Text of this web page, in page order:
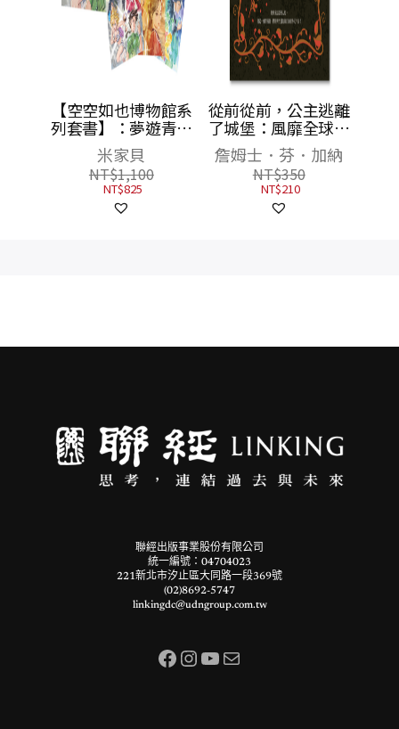
【空空如也博物館系
列套書】：夢遊青銅
夜宴／尋找睡美人／
決戰玉靈幻境（共3
冊），附贈「蚩尤限
量簽名酷卡」一套三
張
米家貝
NT$1,100
NT$825
從前從前，公主逃離
了城堡：風靡全球三
十年的政治正確童話
經典
詹姆士．芬．加納
NT$350
NT$210
聯經出版事業股份有限公司
統一編號：04704023
221新北市汐止區大同路一段369號
(02)8692-5747
linkingdc@udngroup.com.tw
Facebook InstagramYouTube 電子郵件